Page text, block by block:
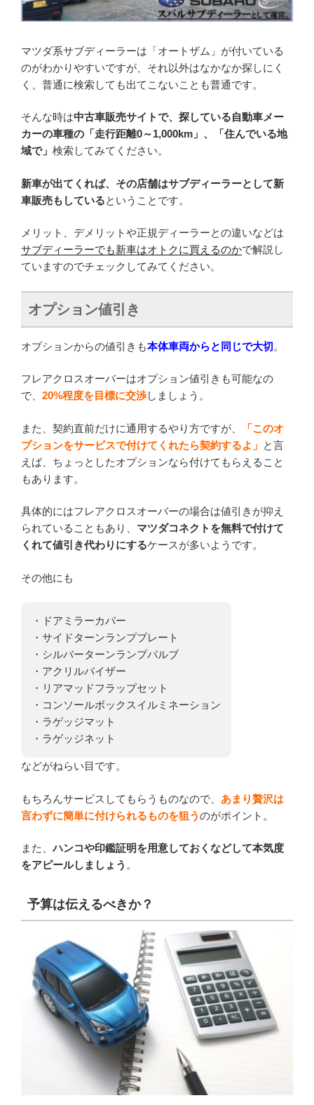
マツダ系サブディーラーは「オートザム」が付いている
のがわかりやすいですが、それ以外はなかなか探しにく
く、普通に検索しても出てこないことも普通です。
そんな時は中古車販売サイトで、探している自動車メー
カーの車種の「走行距離0～1,000km」、「住んでいる地
域で」 検索してみてください。
新車が出てくれば、その店舗はサブディーラーとして新
車販売もしているということです。
メリット、デメリットや正規ディーラーとの違いなどは
サブディーラーでも新車はオトクに買えるのかで解説し
ていますのでチェックしてみてください。
オプション値引き
オプションからの値引きも本体車両からと同じで大切。
フレアクロスオーバーはオプション値引きも可能なの
で、 20%程度を目標に交渉しましょう。
また、契約直前だけに通用するやり方ですが、
「このオ
プションをサービスで付けてくれたら契約するよ」 と言
えば、ちょっとしたオプションなら付けてもらえること
もあります。
具体的にはフレアクロスオーバーの場合は値引きが抑え
られていることもあり、 マツダコネクトを無料で付けて
くれて値引き代わりにするケースが多いようです。
その他にも
・ドアミラーカバー
・サイドターンランププレート
・シルバーターンランプバルブ
・アクリルバイザー
・リアマッドフラップセット
・コンソールボックスイルミネーション
・ラゲッジマット
・ラゲッジネット
などがねらい目です。
もちろんサービスしてもらうものなので、 あまり贅沢は
言わずに簡単に付けられるものを狙うのがポイント。
また、ハンコや印鑑証明を用意しておくなどして本気度
をアピールしましょう 。
予算は伝えるべきか？